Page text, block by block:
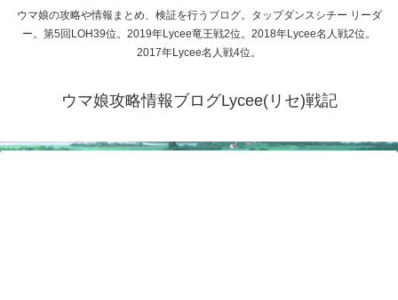
ウマ娘の攻略や情報まとめ、検証を行うブログ。タップダンスシチー リーダ
ー。第5回LOH39位。2019年Lycee竜王戦2位。2018年Lycee名人戦2位。
2017年Lycee名人戦4位。
ウマ娘攻略情報ブログLycee(リセ)戦記